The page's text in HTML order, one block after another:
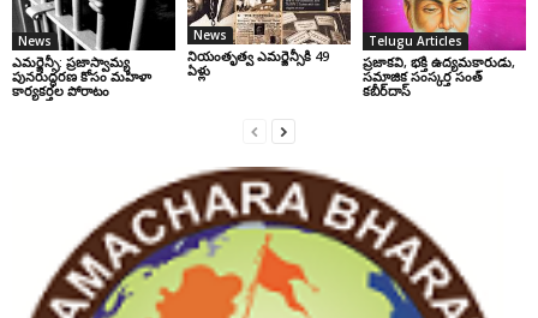
News
ఎమర్జెన్సీ: ప్రజాస్వామ్య
పునరుద్ధరణ కోసం మహిళా
కార్యకర్తల పోరాటం
News
నియంతృత్వ ఎమర్జెన్సీకి 49
ఏళ్లు
Telugu Articles
ప్రజాకవి, భక్తి ఉద్యమకారుడు,
సమాజిక సంస్కర్త సంత్‌
కబీర్‌దాస్‌